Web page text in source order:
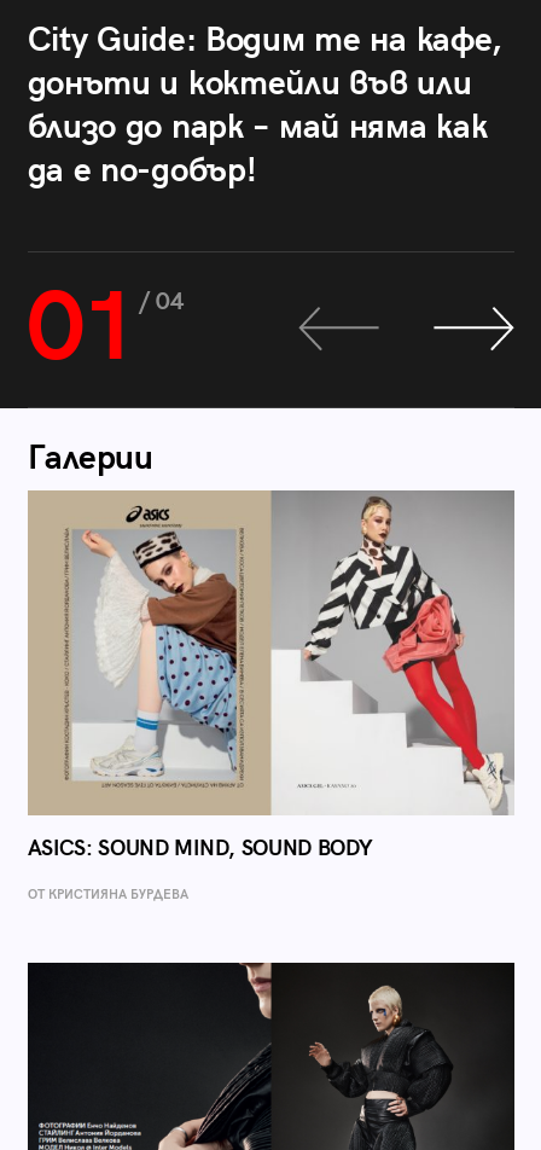
City Guide: Водим те на кафе,
донъти и коктейли във или
близо до парк – май няма как
да е по-добър!
01 / 04
Галерии
ASICS: SOUND MIND, SOUND BODY
ОТ КРИСТИЯНА БУРДЕВА